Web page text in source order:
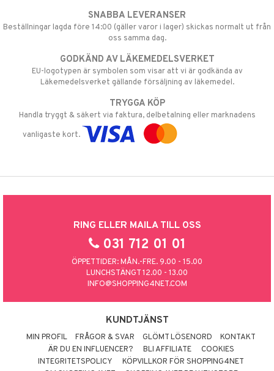
SNABBA LEVERANSER
Beställningar lagda före 14:00 (gäller varor i lager) skickas normalt ut från
oss samma dag.
GODKÄND AV LÄKEMEDELSVERKET
EU-logotypen är symbolen som visar att vi är godkända av
Läkemedelsverket gällande försäljning av läkemedel.
TRYGGA KÖP
Handla tryggt & säkert via faktura, delbetalning eller marknadens
vanligaste kort.
RING ELLER MAILA TILL OSS
031 712 01 01
ÖPPETTIDER: MÅN.-FRE. 9.00 - 15.00
LUNCHSTÄNGT 12.00 - 13.00
INFO@SHOPPING4NET.COM
KUNDTJÄNST
MIN PROFIL FRÅGOR & SVAR GLÖMT LÖSENORD
KONTAKT
ÄR DU EN INFLUENCER?
BLI AFFILIATE
COOKIES
INTEGRITETSPOLICY
KÖPVILLKOR FÖR SHOPPING4NET